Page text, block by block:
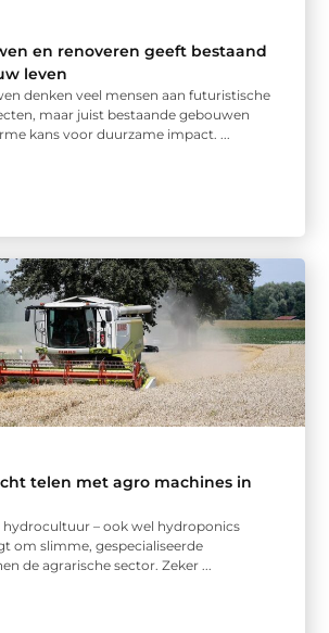
en renoveren geeft bestaand
leven
denken veel mensen aan futuristische
maar juist bestaande gebouwen
kans voor duurzame impact. ...
telen met agro machines in
hydrocultuur – ook wel hydroponics
om slimme, gespecialiseerde
de agrarische sector. Zeker ...